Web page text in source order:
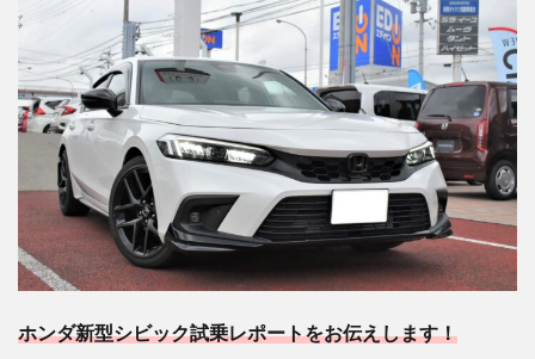
ホンダ新型シビック試乗レポートをお伝えします！